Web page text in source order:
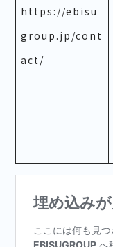
https://ebisu
group.jp/cont
act/